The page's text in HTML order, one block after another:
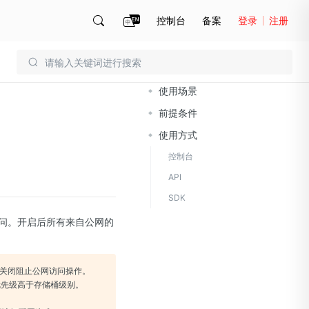
控制台 备案 登录 注册
。开启后所有来自公网的
闭阻止公网访问操作。
级高于存储桶级别。
使用场景
前提条件
使用方式
控制台
API
SDK